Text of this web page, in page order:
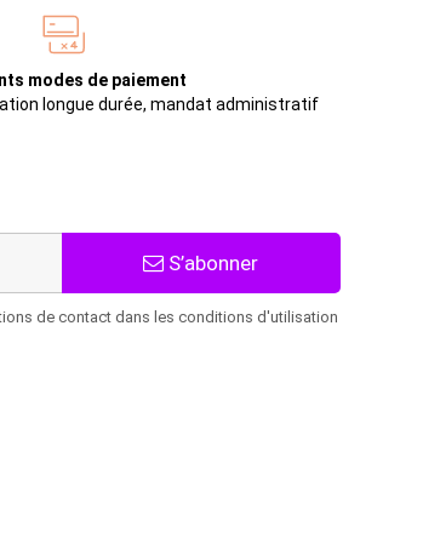
modes de paiement
longue durée, mandat administratif
S’abonner
de contact dans les conditions d'utilisation